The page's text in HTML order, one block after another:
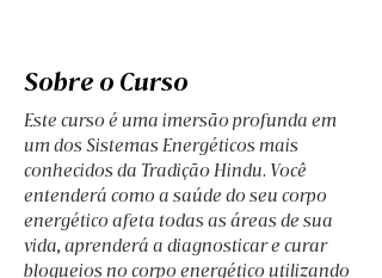
Sobre o Curso
Este curso é uma imersão profunda em
um dos Sistemas Energéticos mais
conhecidos da Tradição Hindu. Você
entenderá como a saúde do seu corpo
energético afeta todas as áreas de sua
vida, aprenderá a diagnosticar e curar
bloqueios no corpo energético utilizando